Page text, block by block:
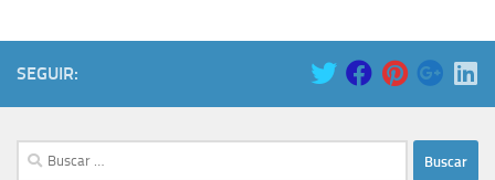
SEGUIR:
Buscar: